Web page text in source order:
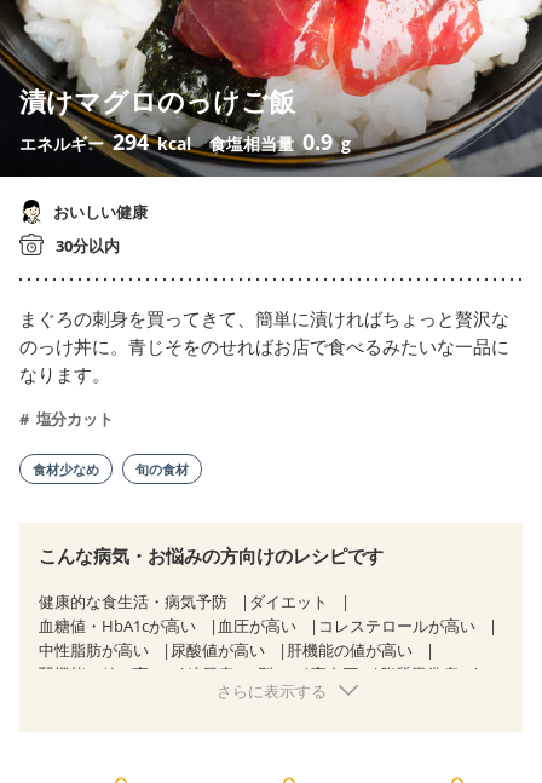
漬けマグロのっけご飯
エネルギー294 kcal 食塩相当量0.9 g
おいしい健康
30分以内
まぐろの刺身を買ってきて、簡単に漬ければちょっと贅沢な
のっけ丼に。青じそをのせればお店で食べるみたいな一品に
なります。
塩分カット
食材少なめ 旬の食材
こんな病気・お悩みの方向けのレシピです
健康的な食生活・病気予防
ダイエット
血糖値・HbA1cが高い
血圧が高い
コレステロールが高い
中性脂肪が高い
尿酸値が高い
肝機能の値が高い
腎機能の値が高い
糖尿病（2型） 高血圧
脂質異常症
狭心症 心筋梗塞
さらに表示する